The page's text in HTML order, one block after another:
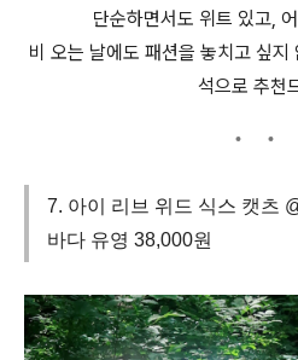
단순하면서도 위트 있고,
비 오는 날에도 패션을 놓치고 싶
석으로 추천
7. 아이 리브 위드 식스 캣츠
바다 유영 38,000원